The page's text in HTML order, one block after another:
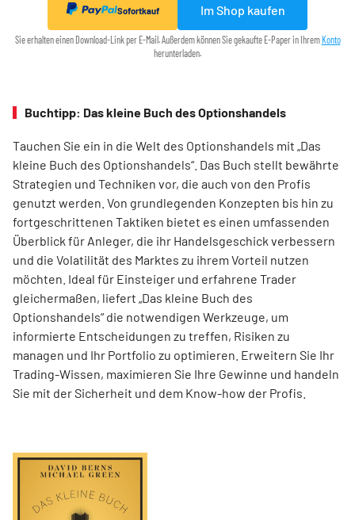
Sofortkauf Im Shop kaufen
Sie erhalten einen Download-Link per E-Mail. Außerdem können Sie gekaufte E-Paper in Ihrem Konto
herunterladen.
Buchtipp: Das kleine Buch des Optionshandels
Tauchen Sie ein in die Welt des Optionshandels mit „Das
kleine Buch des Optionshandels“. Das Buch stellt bewährte
Strategien und Techniken vor, die auch von den Profis
genutzt werden. Von grundlegenden Konzepten bis hin zu
fortgeschrittenen Taktiken bietet es einen umfassenden
Überblick für Anleger, die ihr Handelsgeschick verbessern
und die Volatilität des Marktes zu ihrem Vorteil nutzen
möchten. Ideal für Einsteiger und erfahrene Trader
gleichermaßen, liefert „Das kleine Buch des
Optionshandels“ die notwendigen Werkzeuge, um
informierte Entscheidungen zu treffen, Risiken zu
managen und Ihr Portfolio zu optimieren. Erweitern Sie Ihr
Trading-Wissen, maximieren Sie Ihre Gewinne und handeln
Sie mit der Sicherheit und dem Know-how der Profis.